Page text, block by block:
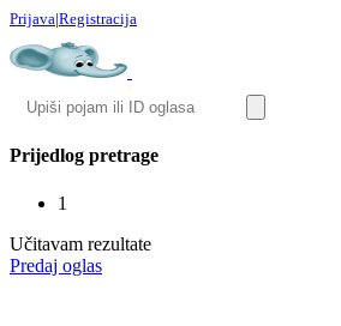
Prijava|Registracija
Prijedlog pretrage
1
Učitavam rezultate
Predaj oglas